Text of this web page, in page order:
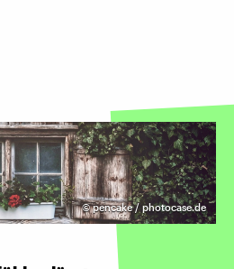
©pencake / photocase.de